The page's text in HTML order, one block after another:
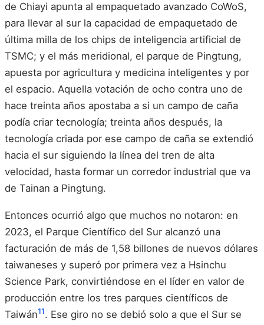
de Chiayi apunta al empaquetado avanzado CoWoS,
para llevar al sur la capacidad de empaquetado de
última milla de los chips de inteligencia artificial de
TSMC; y el más meridional, el parque de Pingtung,
apuesta por agricultura y medicina inteligentes y por
el espacio. Aquella votación de ocho contra uno de
hace treinta años apostaba a si un campo de caña
podía criar tecnología; treinta años después, la
tecnología criada por ese campo de caña se extendió
hacia el sur siguiendo la línea del tren de alta
velocidad, hasta formar un corredor industrial que va
de Tainan a Pingtung.
Entonces ocurrió algo que muchos no notaron: en
2023, el Parque Científico del Sur alcanzó una
facturación de más de 1,58 billones de nuevos dólares
taiwaneses y superó por primera vez a Hsinchu
Science Park, convirtiéndose en el líder en valor de
producción entre los tres parques científicos de
Taiwán11. Ese giro no se debió solo a que el Sur se